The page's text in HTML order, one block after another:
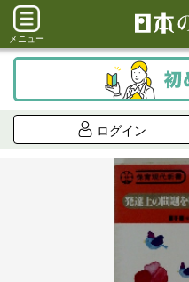
メニュー
ログイン